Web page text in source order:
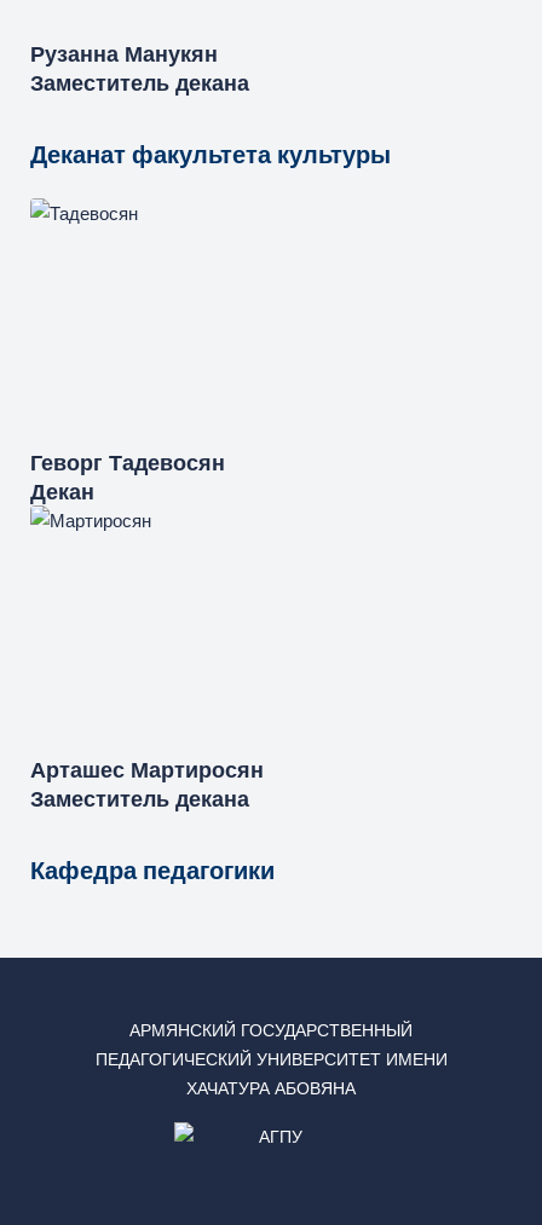
Рузанна Манукян
Заместитель декана
Деканат факультета культуры
Геворг Тадевосян
Декан
Арташес Мартиросян
Заместитель декана
Кафедра педагогики
АРМЯНСКИЙ ГОСУДАРСТВЕННЫЙ
ПЕДАГОГИЧЕСКИЙ УНИВЕРСИТЕТ ИМЕНИ
ХАЧАТУРА АБОВЯНА